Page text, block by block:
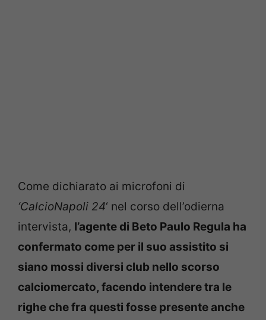
Come dichiarato ai microfoni di
‘CalcioNapoli 24‘ nel corso dell’odierna
intervista, l’agente di Beto Paulo Regula ha
confermato come per il suo assistito si
siano mossi diversi club nello scorso
calciomercato, facendo intendere tra le
righe che fra questi fosse presente anche